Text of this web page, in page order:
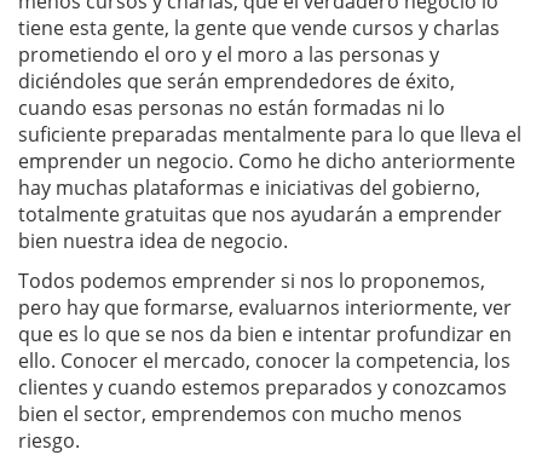
tiene esta gente, la gente que vende cursos y charlas
prometiendo el oro y el moro a las personas y
diciéndoles que serán emprendedores de éxito,
cuando esas personas no están formadas ni lo
suficiente preparadas mentalmente para lo que lleva el
emprender un negocio. Como he dicho anteriormente
hay muchas plataformas e iniciativas del gobierno,
totalmente gratuitas que nos ayudarán a emprender
bien nuestra idea de negocio.
Todos podemos emprender si nos lo proponemos,
pero hay que formarse, evaluarnos interiormente, ver
que es lo que se nos da bien e intentar profundizar en
ello. Conocer el mercado, conocer la competencia, los
clientes y cuando estemos preparados y conozcamos
bien el sector, emprendemos con mucho menos
riesgo.